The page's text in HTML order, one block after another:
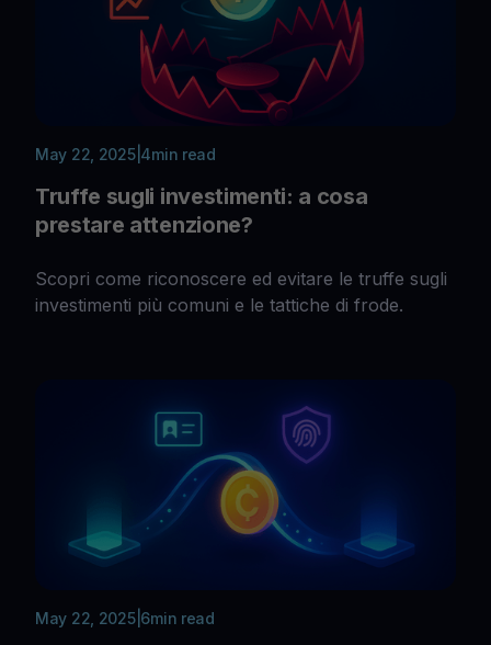
May 22, 2025| 4min read
Truffe sugli investimenti: a cosa
prestare attenzione?
Scopri come riconoscere ed evitare le truffe sugli
investimenti più comuni e le tattiche di frode.
May 22, 2025| 6min read